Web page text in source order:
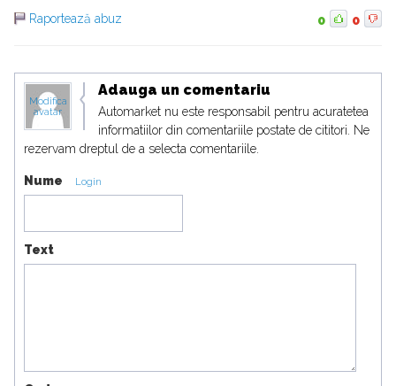
Raportează abuz
0 0
Modifica
avatar
Adauga un comentariu
Automarket nu este responsabil pentru acuratetea
informatiilor din comentariile postate de cititori. Ne
rezervam dreptul de a selecta comentariile.
Nume Login
Text